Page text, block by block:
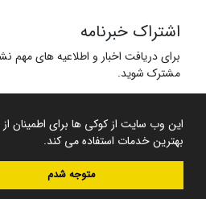
این وب سایت از کوکی ها برای اطمینان از
بهترین خدمات استفاده می کند.
متوجه شدم
اشتراک خبرنامه
برای دریافت اخبار و اطلاعیه های مهم
مشترک شوید.
سامانه مدیریت نشریات علمی.طراحی و